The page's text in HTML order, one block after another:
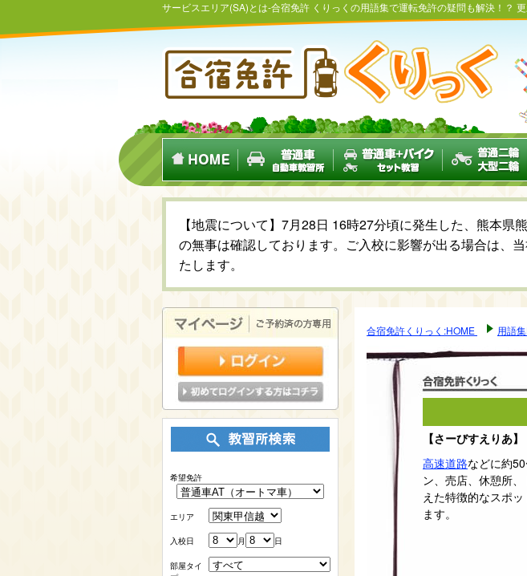
サービスエリア(SA)とは-合宿免許 くりっくの用語集で運転免許の疑問も解決！？
【地震について】7月28日 16時27分頃に発生した、熊本
の無事は確認しております。ご入校に影響が出る場合は、
たします。
合宿免許くりっく:HOME 用語
【さーびすえりあ】
高速道路などに約
ン、売店、休憩所
えた特徴的なスポ
ます。
希望免許
エリア
入校日 月 日
部屋タイ